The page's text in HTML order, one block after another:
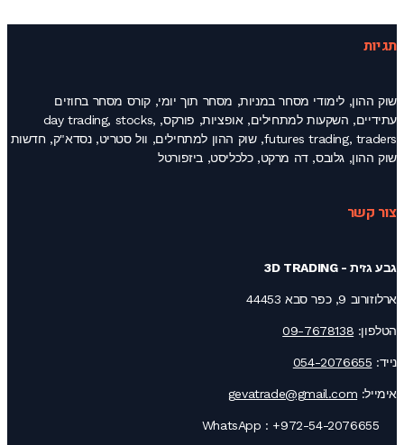
תגיות
שוק ההון, לימודי מסחר במניות, מסחר תוך יומי, קורס מסחר בחוזים
עתידיים, השקעות למתחילים, אופציות, פורקס, day trading, stocks,
futures trading, traders, שוק ההון למתחילים, וול סטריט, נסדא"ק, חדשות
שוק ההון, גלובס, דה מרקט, כלכליסט, ביזפורטל
צור קשר
גבע גזית - 3D TRADING
ארלוזורוב 9, כפר סבא 44453
הטלפון: 09-7678138
נייד: 054-2076655
אימייל: gevatrade@gmail.com
+972-54-2076655